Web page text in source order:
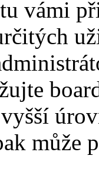
vámi
může